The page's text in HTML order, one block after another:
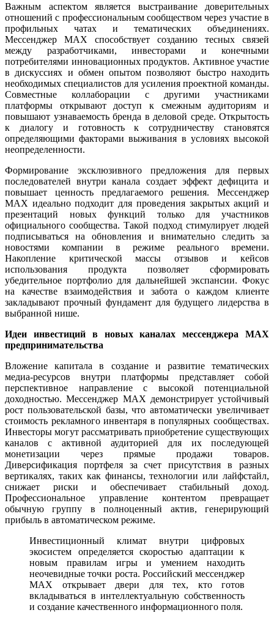
Важным аспектом является выстраивание доверительных
отношений с профессиональным сообществом через участие в
профильных чатах и тематических объединениях.
Мессенджер MAX способствует созданию тесных связей
между разработчиками, инвесторами и конечными
потребителями инновационных продуктов. Активное участие
в дискуссиях и обмен опытом позволяют быстро находить
необходимых специалистов для усиления проектной команды.
Совместные коллаборации с другими участниками
платформы открывают доступ к смежным аудиториям и
повышают узнаваемость бренда в деловой среде. Открытость
к диалогу и готовность к сотрудничеству становятся
определяющими факторами выживания в условиях высокой
неопределенности.
Формирование эксклюзивного предложения для первых
последователей внутри канала создает эффект дефицита и
повышает ценность предлагаемого решения. Мессенджер
MAX идеально подходит для проведения закрытых акций и
презентаций новых функций только для участников
официального сообщества. Такой подход стимулирует людей
подписываться на обновления и внимательно следить за
новостями компании в режиме реального времени.
Накопление критической массы отзывов и кейсов
использования продукта позволяет сформировать
убедительное портфолио для дальнейшей экспансии. Фокус
на качестве взаимодействия и забота о каждом клиенте
закладывают прочный фундамент для будущего лидерства в
выбранной нише.
Идеи инвестиций в новых каналах мессенджера MAX
предпринимательства
Вложение капитала в создание и развитие тематических
медиа-ресурсов внутри платформы представляет собой
перспективное направление с высокой потенциальной
доходностью. Мессенджер MAX демонстрирует устойчивый
рост пользовательской базы, что автоматически увеличивает
стоимость рекламного инвентаря в популярных сообществах.
Инвесторы могут рассматривать приобретение существующих
каналов с активной аудиторией для их последующей
монетизации через прямые продажи товаров.
Диверсификация портфеля за счет присутствия в разных
вертикалях, таких как финансы, технологии или лайфстайл,
снижает риски и обеспечивает стабильный доход.
Профессиональное управление контентом превращает
обычную группу в полноценный актив, генерирующий
прибыль в автоматическом режиме.
Инвестиционный климат внутри цифровых
экосистем определяется скоростью адаптации к
новым правилам игры и умением находить
неочевидные точки роста. Российский мессенджер
MAX открывает двери для тех, кто готов
вкладываться в интеллектуальную собственность
и создание качественного информационного поля.